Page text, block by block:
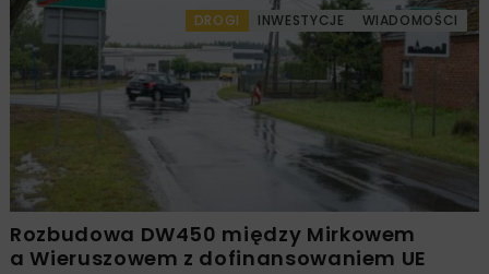
DROGI INWESTYCJE WIADOMOŚCI
Rozbudowa DW450 między Mirkowem
a Wieruszowem z dofinansowaniem UE